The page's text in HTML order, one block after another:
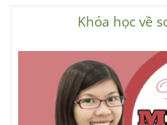
Khóa học về